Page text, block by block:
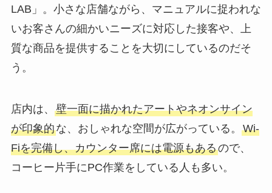
LAB」。小さな店舗ながら、マニュアルに捉われな
いお客さんの細かいニーズに対応した接客や、上
質な商品を提供することを大切にしているのだそ
う。
店内は、 壁一面に描かれたアートやネオンサイン
が印象的な、おしゃれな空間が広がっている。 Wi-
Fiを完備し、カウンター席には電源もあるので、
コーヒー片手にPC作業をしている人も多い。